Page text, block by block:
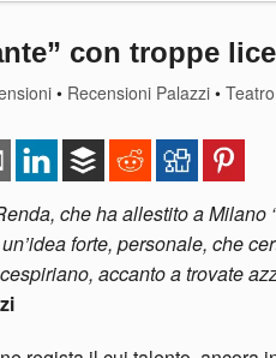
con troppe
• Recensioni Palazzi •Teatro
che ha allestito a Milano
forte, personale, che
accanto a trovate